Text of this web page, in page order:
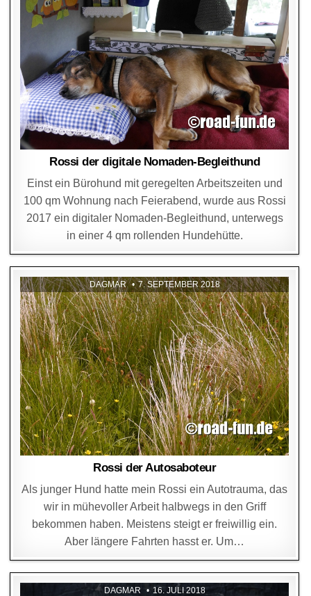
Rossi der digitale Nomaden-Begleithund
Einst ein Bürohund mit geregelten Arbeitszeiten und
100 qm Wohnung nach Feierabend, wurde aus Rossi
2017 ein digitaler Nomaden-Begleithund, unterwegs
in einer 4 qm rollenden Hundehütte.
DAGMAR 7. SEPTEMBER 2018
Rossi der Autosaboteur
Als junger Hund hatte mein Rossi ein Autotrauma, das
wir in mühevoller Arbeit halbwegs in den Griff
bekommen haben. Meistens steigt er freiwillig ein.
Aber längere Fahrten hasst er. Um…
DAGMAR 16. JULI 2018